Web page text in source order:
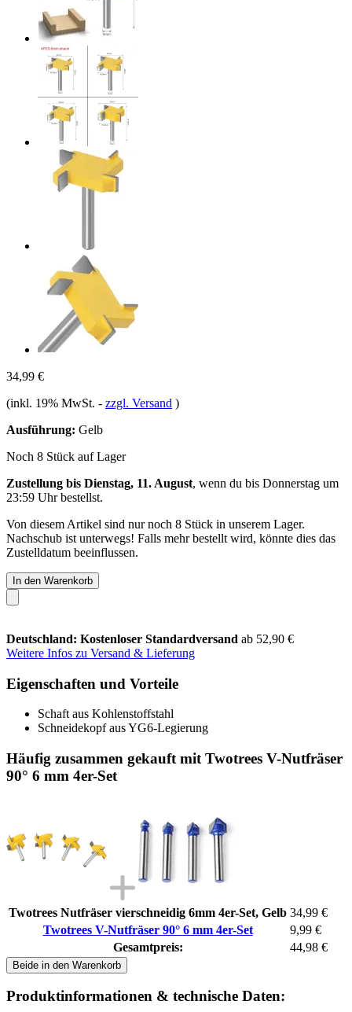
34,99 €
(inkl. 19% MwSt. - zzgl. Versand )
Ausführung: Gelb
Noch 8 Stück auf Lager
Zustellung bis Dienstag, 11. August, wenn du bis Donnerstag um
23:59 Uhrbestellst.
Von diesem Artikel sind nur noch 8 Stück in unserem Lager.
Nachschub ist unterwegs! Falls mehr bestellt wird, könnte dies das
Zustelldatum beeinflussen.
In den Warenkorb
Deutschland: Kostenloser Standardversand ab 52,90 €
Weitere Infos zu Versand & Lieferung
Eigenschaften und Vorteile
Schaft aus Kohlenstoffstahl
Schneidekopf aus YG6-Legierung
Häufig zusammen gekauft mit Twotrees V-Nutfräser
90° 6 mm 4er-Set
Twotrees Nutfräser vierschneidig 6mm 4er-Set, Gelb 34,99 €
Twotrees V-Nutfräser 90° 6 mm 4er-Set
9,99 €
Gesamtpreis:
44,98 €
Beide in den Warenkorb
Produktinformationen & technische Daten: